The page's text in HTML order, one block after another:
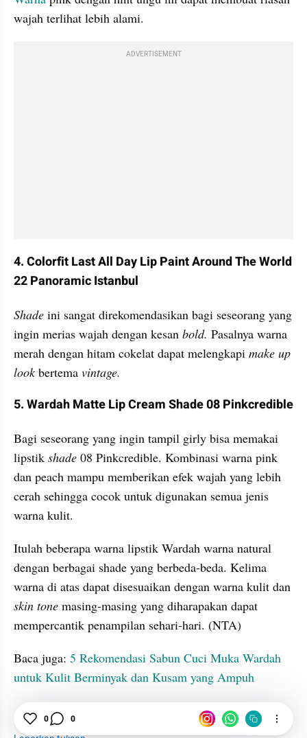
wajah terlihat lebih alami.
ADVERTISEMENT
4. Colorfit Last All Day Lip Paint Around The World
22 Panoramic Istanbul
Shade ini sangat direkomendasikan bagi seseorang yang
ingin merias wajah dengan kesan bold. Pasalnya warna
merah dengan hitam cokelat dapat melengkapi make up
look bertema vintage.
5. Wardah Matte Lip Cream Shade 08 Pinkcredible
Bagi seseorang yang ingin tampil girly bisa memakai
lipstik shade 08 Pinkcredible. Kombinasi warna pink
dan peach mampu memberikan efek wajah yang lebih
cerah sehingga cocok untuk digunakan semua jenis
warna kulit.
Itulah beberapa warna lipstik Wardah warna natural
dengan berbagai shade yang berbeda-beda. Kelima
warna di atas dapat disesuaikan dengan warna kulit dan
skin tone masing-masing yang diharapakan dapat
mempercantik penampilan sehari-hari. (NTA)
Baca juga: 5 Rekomendasi Sabun Cuci Muka Wardah
untuk Kulit Berminyak dan Kusam yang Ampuh
Branding Lipstik
Warna
0 0